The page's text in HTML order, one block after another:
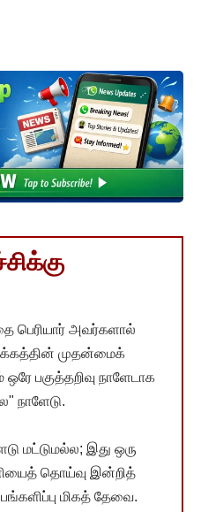
பெரியார் அவர்களால்
முதன்மைக்
பகுத்தறிவு நாளேடாக
நாளேடு.
மட்டுமல்ல; இது ஒரு
தொய்வு இன்றித்
மிகத் தேவை.